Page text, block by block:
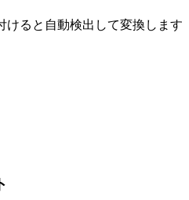
けると自動検出して変換します